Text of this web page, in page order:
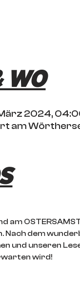
WO
2024,
am
dem
und unseren
wird!